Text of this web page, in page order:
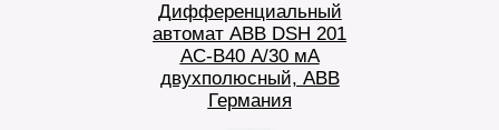
Дифференциальный
автомат ABB DSH 201
AC-B40 А/30 мА
двухполюсный, ABB
Германия